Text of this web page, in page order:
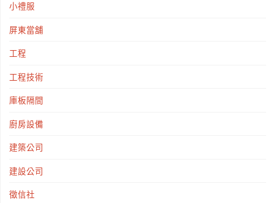
小禮服
屏東當舖
工程
工程技術
庫板隔間
廚房設備
建築公司
建設公司
徵信社